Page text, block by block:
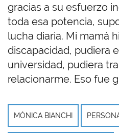
gracias a su esfuerzo
toda esa potencia,
lucha diaria. Mi mamá
discapacidad, pudiera
universidad, pudiera
relacionarme. Eso fue
MÓNICA BIANCHI